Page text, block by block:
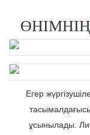
ӨНІМНІҢ
Егер
ұсынылады.